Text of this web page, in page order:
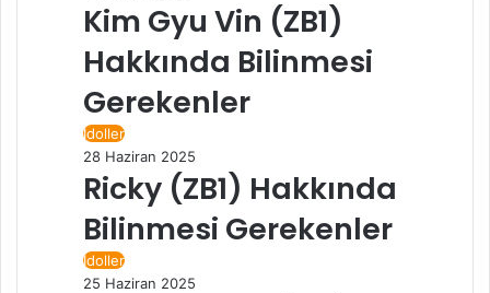
Kim Gyu Vin (ZB1)
Hakkında Bilinmesi
Gerekenler
İdoller
28 Haziran 2025
Ricky (ZB1) Hakkında
Bilinmesi Gerekenler
İdoller
25 Haziran 2025